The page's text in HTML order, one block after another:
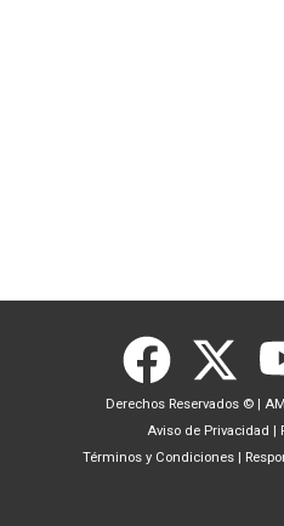
Derechos Reservados ©
Aviso de Privacidad
Términos y Condiciones